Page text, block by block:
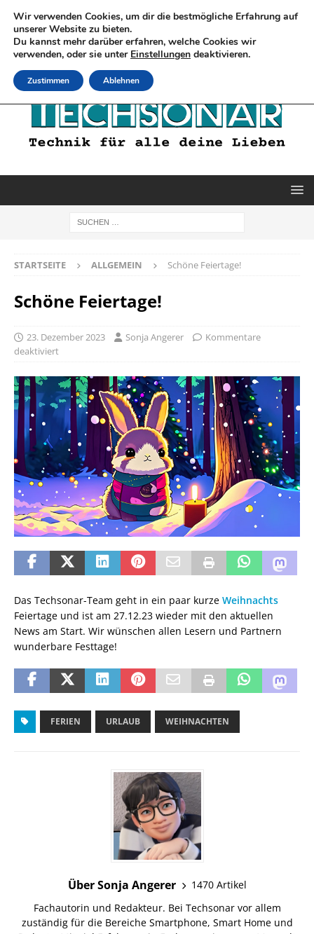
STARTSEITE ALLGEMEIN Schöne Feiertage!
Schöne Feiertage!
23. Dezember 2023 Sonja Angerer
Kommentare
deaktiviert
Das Techsonar-Team geht in ein paar kurze Weihnachts
Feiertage und ist am 27.12.23 wieder mit den aktuellen
News am Start. Wir wünschen allen Lesern und Partnern
wunderbare Festtage!
FERIEN URLAUB WEIHNACHTEN
Über Sonja Angerer
1470 Artikel
Fachautorin und Redakteur. Bei Techsonar vor allem
zuständig für die Bereiche Smartphone, Smart Home und
Wir verwenden Cookies, um dir die bestmögliche Erfahrung auf
unserer Website zu bieten.
Du kannst mehr darüber erfahren, welche Cookies wir
verwenden, oder sie unter Einstellungen deaktivieren.
Zustimmen Ablehnen